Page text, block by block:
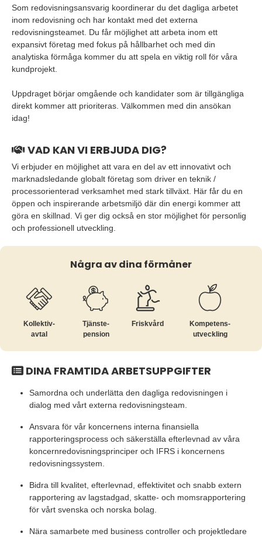
Som redovisningsansvarig koordinerar du det dagliga arbetet
inom redovisning och har kontakt med det externa
redovisningsteamet. Du får möjlighet att arbeta inom ett
expansivt företag med fokus på hållbarhet och med din
analytiska förmåga kommer du att spela en viktig roll för våra
kundprojekt.
Uppdraget börjar omgående och kandidater som är tillgängliga
direkt kommer att prioriteras. Välkommen med din ansökan
idag!
VAD KAN VI ERBJUDA DIG?
Vi erbjuder en möjlighet att vara en del av ett innovativt och
marknadsledande globalt företag som driver en teknik /
processorienterad verksamhet med stark tillväxt. Här får du en
öppen och inspirerande arbetsmiljö där din energi kommer att
göra en skillnad. Vi ger dig också en stor möjlighet för personlig
och professionell utveckling.
Några av dina förmåner
Kollektiv­
avtal
Tjänste­
pension
Friskvård
Kompetens­
utveckling
DINA FRAMTIDA ARBETSUPPGIFTER
Samordna och underlätta den dagliga redovisningen i
dialog med vårt externa redovisningsteam.
Ansvara för vår koncernens interna finansiella
rapporteringsprocess och säkerställa efterlevnad av våra
koncernredovisningsprinciper och IFRS i koncernens
redovisningssystem.
Bidra till kvalitet, efterlevnad, effektivitet och snabb extern
rapportering av lagstadgad, skatte- och momsrapportering
för vårt svenska och norska bolag.
Nära samarbete med business controller och projektledare